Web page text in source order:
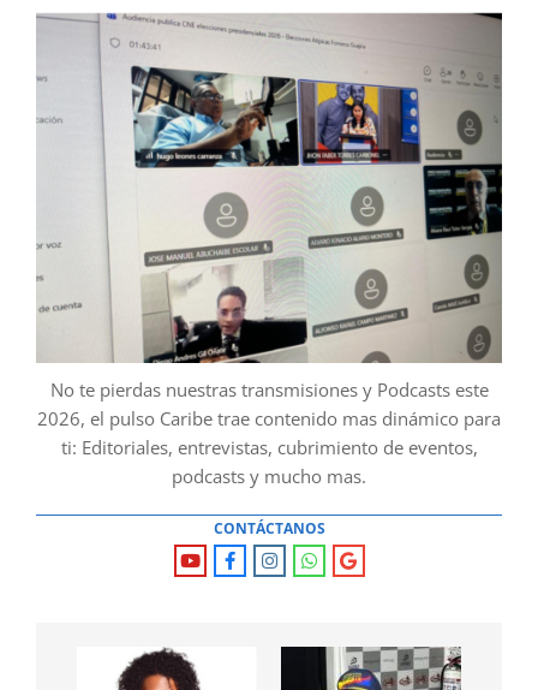
No te pierdas nuestras transmisiones y Podcasts este
2026, el pulso Caribe trae contenido mas dinámico para
ti: Editoriales, entrevistas, cubrimiento de eventos,
podcasts y mucho mas.
CONTÁCTANOS